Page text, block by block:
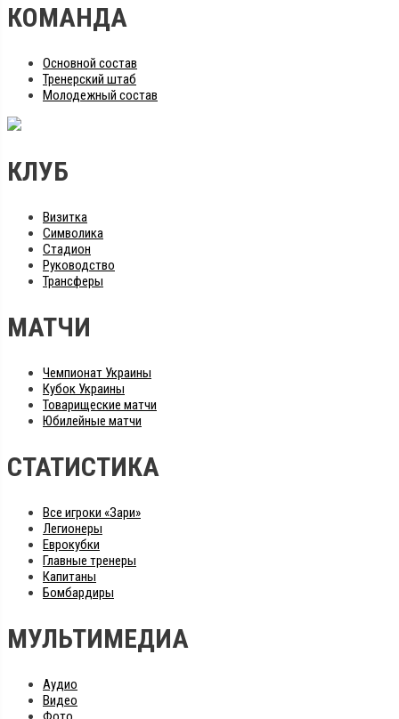
КОМАНДА
Основной состав
Тренерский штаб
Молодежный состав
КЛУБ
Визитка
Символика
Стадион
Руководство
Трансферы
МАТЧИ
Чемпионат Украины
Кубок Украины
Товарищеские матчи
Юбилейные матчи
СТАТИСТИКА
Все игроки «Зари»
Легионеры
Еврокубки
Главные тренеры
Капитаны
Бомбардиры
МУЛЬТИМЕДИА
Аудио
Видео